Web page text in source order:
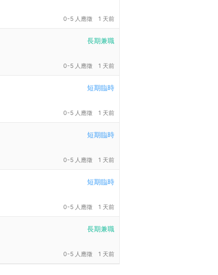
0-5 人應徵 1 天前
長期兼職
0-5 人應徵 1 天前
短期臨時
0-5 人應徵 1 天前
短期臨時
0-5 人應徵 1 天前
短期臨時
0-5 人應徵 1 天前
長期兼職
0-5 人應徵 1 天前